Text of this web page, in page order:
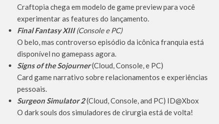
Craftopia chega em modelo de game preview para você
experimentar as features do lançamento.
Final Fantasy XIII(Console e PC)
O belo, mas controverso episódio da icônica franquia está
disponível no gamepass agora.
Signs of the Sojourner(Cloud, Console, e PC)
Card game narrativo sobre relacionamentos e experiências
pessoais.
Surgeon Simulator 2(Cloud, Console, and PC) ID@Xbox
O dark souls dos simuladores de cirurgia está de volta!